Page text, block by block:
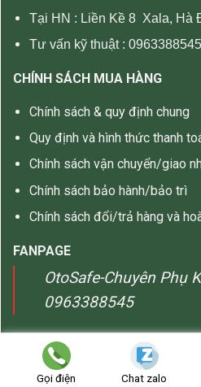
Tại HN : Liền Kề 8 Xala, Hà
Tư vấn kỹ thuật : 0963388545
CHÍNH SÁCH MUA HÀNG
Chính sách & quy định chung
Quy định và hình thức thanh
Chính sách vận chuyển/giao
Chính sách bảo hành/bảo trì
Chính sách đổi/trả hàng và
FANPAGE
OtoSafe-Chuyên Phụ
0963388545
Copyright 2026 ©
Gọi điện Chat zalo